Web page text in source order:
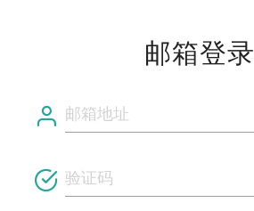
邮箱登录